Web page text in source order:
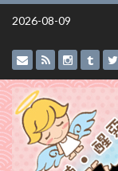
Skip
2026-08-09